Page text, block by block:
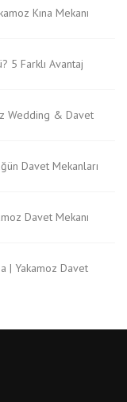
Kına Mekanı
5 Farklı Avantaj
Wedding & Davet
Davet Mekanları
Davet Mekanı
| Yakamoz Davet